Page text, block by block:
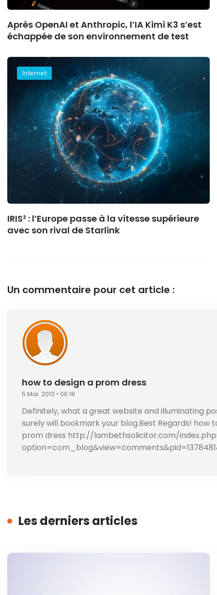
Après OpenAI et Anthropic, l’IA Kimi K3 s’est
échappée de son environnement de test
Internet
IRIS² : l’Europe passe à la vitesse supérieure
avec son rival de Starlink
Un commentaire pour cet article :
how to design a prom dress
5 Mai. 2013 • 06:18
Definitely, what a great website and illuminating
surely will bookmark your blog.Best Regards! how
prom dress http://lambethsolicitor.com/
Les derniers articles